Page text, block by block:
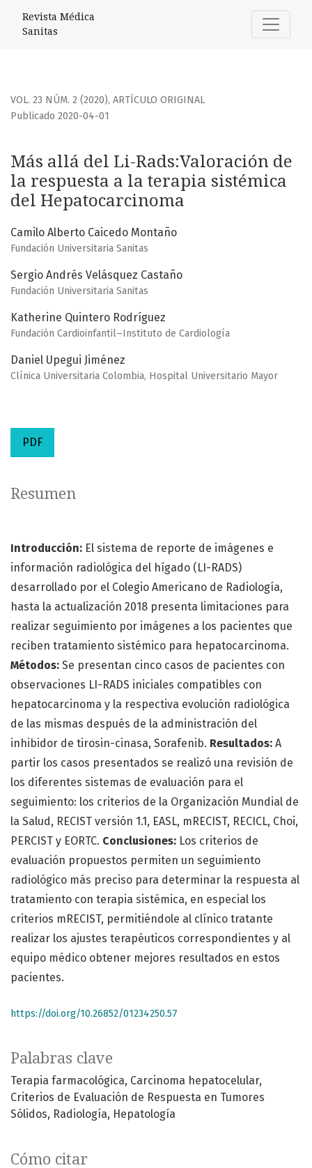
Más allá del Li-Rads:Valoración de la respuesta a la
Revista Médica
Sanitas
VOL. 23 NÚM. 2 (2020), ARTÍCULO ORIGINAL
Más allá del Li-Rads:Valoración de
la respuesta a la terapia sistémica
del Hepatocarcinoma
Publicado 2020-04-01
Camilo Alberto Caicedo Montaño
Fundación Universitaria Sanitas
Sergio Andrés Velásquez Castaño
Fundación Universitaria Sanitas
Katherine Quintero Rodríguez
Fundación Cardioinfantil–Instituto de Cardiología
Daniel Upegui Jiménez
Clínica Universitaria Colombia, Hospital Universitario Mayor
PDF
Palabras clave
Terapia farmacológica Carcinoma hepatocelular
Criterios de Evaluación de Respuesta en Tumores
Sólidos
Radiología Hepatología
Cómo citar
Resumen
Introducción: El sistema de reporte de imágenes e
información radiológica del hígado (LI-RADS)
desarrollado por el Colegio Americano de Radiología,
hasta la actualización 2018 presenta limitaciones para
realizar seguimiento por imágenes a los pacientes que
reciben tratamiento sistémico para hepatocarcinoma.
Métodos: Se presentan cinco casos de pacientes con
observaciones LI-RADS iniciales compatibles con
hepatocarcinoma y la respectiva evolución radiológica
de las mismas después de la administración del
inhibidor de tirosin-cinasa, Sorafenib. Resultados: A
partir los casos presentados se realizó una revisión de
los diferentes sistemas de evaluación para el
seguimiento: los criterios de la Organización Mundial de
la Salud, RECIST versión 1.1, EASL, mRECIST, RECICL, Choi,
PERCIST y EORTC. Conclusiones: Los criterios de
evaluación propuestos permiten un seguimiento
radiológico más preciso para determinar la respuesta al
tratamiento con terapia sistémica, en especial los
criterios mRECIST, permitiéndole al clínico tratante
realizar los ajustes terapéuticos correspondientes y al
equipo médico obtener mejores resultados en estos
pacientes.
https://doi.org/10.26852/01234250.57